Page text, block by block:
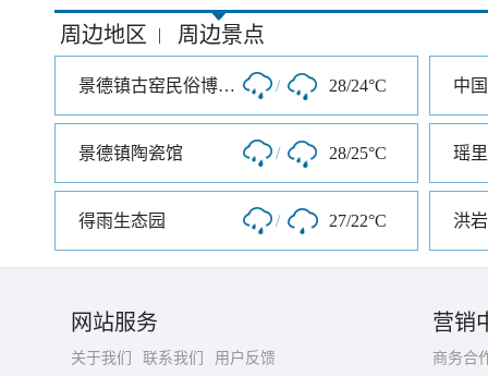
周边地区 | 周边景点
景德镇古窑民俗博览区 / 28/24°C 中
景德镇陶瓷馆 / 28/25°C 瑶
得雨生态园 / 27/22°C 洪
网站服务
关于我们 联系我们
用户反馈
营销
商务合